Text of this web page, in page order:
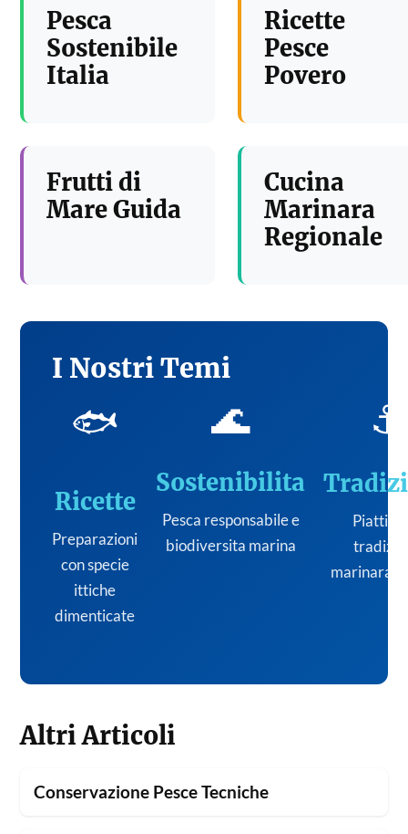
Pesca
Sostenibile
Italia
Ricette
Pesce
Povero
Frutti di
Mare Guida
Cucina
Marinara
Regionale
I Nostri Temi
🐟
Ricette
Preparazioni
con specie
ittiche
dimenticate
🌊
Sostenibilita
Pesca responsabile e
biodiversita marina
⚓
Piatti
marinara
Altri Articoli
Conservazione Pesce Tecniche